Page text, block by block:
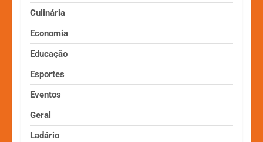
Culinária
Economia
Educação
Esportes
Eventos
Geral
Ladário